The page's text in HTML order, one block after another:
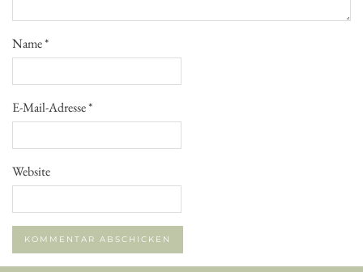
Name*
E-Mail-Adresse*
Website